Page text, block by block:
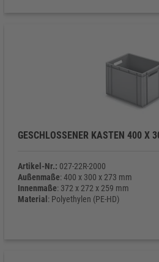
GESCHLOSSENER KASTEN 400 X
Artikel-Nr.: 027-22R-2000
Außenmaße: 400 x 300 x 273 mm
Innenmaße: 372 x 272 x 259 mm
Material : Polyethylen (PE-HD)